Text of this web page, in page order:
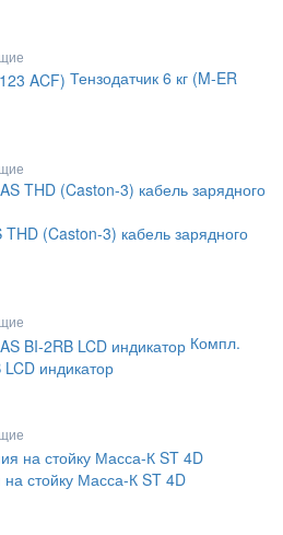
Тензодатчик 6 кг (M-ER
(Caston-3) кабель зарядного
Компл.
индикатор
стойку Масса-К ST 4D